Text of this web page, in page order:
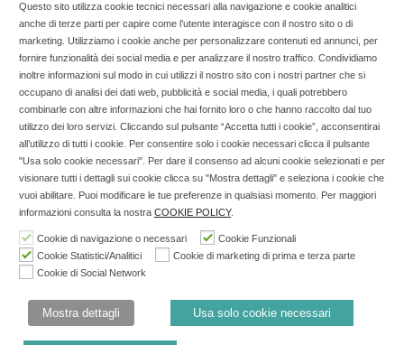
Copyright © 2025 SOCIALFARMA - La piattaforma web per i
professionisti della farmacia. Tutti i diritti riservati.
Socialfarma.it è un marchio di Sanità S.r.l. Largo San
Francesco, 19 - 73041 Carmiano (LE) - Tel: 0832.093720 Cell:
3276346536 Cell: 3297281965 - P.iva: 04571460759 - Rea: LE-
302152 Iscritta al n° 1 del Registro della Stampa del Tribunale
di Lecce il 15/01/2015.
Nell'anno 2018 sono stati erogati €3.147,62 da Invitalia a saldo
19/03/2014
Questo sito utilizza cookie tecnici necessari alla navigazione e cookie analitici
anche di terze parti per capire come l’utente interagisce con il nostro sito o di
marketing. Utilizziamo i cookie anche per personalizzare contenuti ed annunci, per
fornire funzionalità dei social media e per analizzare il nostro traffico. Condividiamo
inoltre informazioni sul modo in cui utilizzi il nostro sito con i nostri partner che si
occupano di analisi dei dati web, pubblicità e social media, i quali potrebbero
combinarle con altre informazioni che hai fornito loro o che hanno raccolto dal tuo
utilizzo dei loro servizi. Cliccando sul pulsante “Accetta tutti i cookie”, acconsentirai
all’utilizzo di tutti i cookie. Per consentire solo i cookie necessari clicca il pulsante
"Usa solo cookie necessari". Per dare il consenso ad alcuni cookie selezionati e per
visionare tutti i dettagli sui cookie clicca su "Mostra dettagli" e seleziona i cookie che
vuoi abilitare. Puoi modificare le tue preferenze in qualsiasi momento. Per maggiori
informazioni consulta la nostra COOKIE POLICY.
Cookie di navigazione o necessari
Cookie Funzionali
Cookie Statistici/Analitici
Cookie di marketing di prima e terza parte
Cookie di Social Network
Mostra dettagli Usa solo cookie necessari